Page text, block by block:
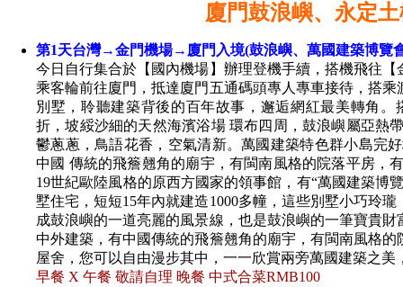
廈門鼓浪嶼、永定
第1天台灣→金門機場→廈門入境(鼓浪嶼、萬國建築博覽
今日自行集合於【國內機場】辦理登機手續，搭機飛往
乘客輪前往廈門，抵達廈門五通碼頭專人專車接待，搭
別墅，聆聽建築背後的百年故事，邂逅網紅最美轉角
折，坡綏沙細的天然海濱浴場 環布四周，鼓浪嶼屬亞熱
鬱蔥蔥，鳥語花香，空氣清新。萬國建築特色群小島完
中國 傳統的飛簷翹角的廟宇，有閩南風格的院落平房，
19世紀歐陸風格的原西方國家的領事館，有“萬國建築博
墅住宅，短短15年內就建造1000多幢，這些別墅小巧玲
成鼓浪嶼的一道亮麗的風景線，也是鼓浪嶼的一筆寶貴
中外建築，有中國傳統的飛簷翹角的廟宇，有閩南風格
屋舍，您可以自由漫步其中，一一欣賞兩旁萬國建築之美
早餐 X 午餐 敬請自理 晚餐 中式合菜RMB100